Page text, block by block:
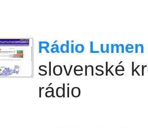
Rádio Lumen
slovenské
rádio